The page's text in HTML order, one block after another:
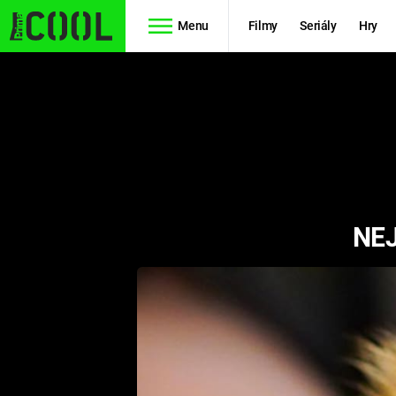
Menu Filmy Seriály Hry
RYCHLE A
ZBĚSILE 10